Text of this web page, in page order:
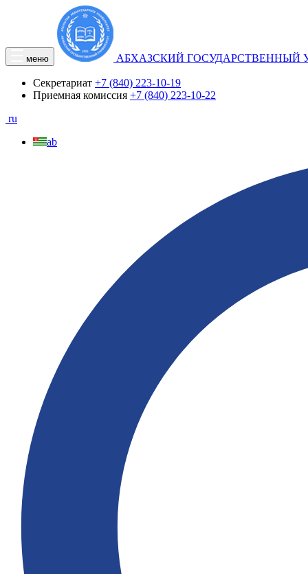
меню АБХАЗСКИЙ ГОСУДАРСТВЕННЫЙ
Секретариат +7 (840) 223-10-19
Приемная комиссия +7 (840) 223-10-22
ru
ab